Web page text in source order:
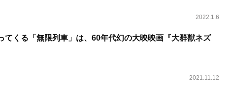
2022.1.6
てくる「無限列車」は、60年代幻の大映映画『大群獣ネズ
2021.11.12